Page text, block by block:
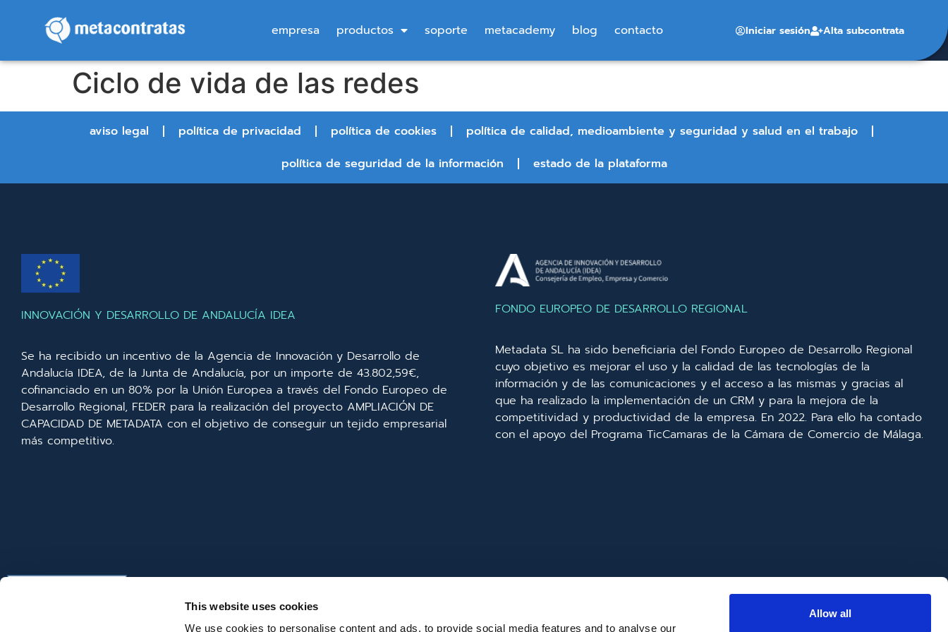
This website uses cookies
We use cookies to personalise content and ads, to provide social media features and to analyse our
Allow all
empresa productos soporte metacademy blog contacto Iniciar sesión Alta subcontrata
Ciclo de vida de las redes
aviso legal política de privacidad política de cookies
política de calidad, medioambiente y seguridad y salud en el trabajo
política de seguridad de la información
estado de la plataforma
INNOVACIÓN Y DESARROLLO DE ANDALUCÍA IDEA
Se ha recibido un incentivo de la Agencia de Innovación y Desarrollo de
Andalucía IDEA, de la Junta de Andalucía, por un importe de 43.802,59€,
cofinanciado en un 80% por la Unión Europea a través del Fondo Europeo de
Desarrollo Regional, FEDER para la realización del proyecto AMPLIACIÓN DE
CAPACIDAD DE METADATA con el objetivo de conseguir un tejido empresarial
más competitivo.
FONDO EUROPEO DE DESARROLLO REGIONAL
Metadata SL ha sido beneficiaria del Fondo Europeo de Desarrollo Regional
cuyo objetivo es mejorar el uso y la calidad de las tecnologías de la
información y de las comunicaciones y el acceso a las mismas y gracias al
que ha realizado la implementación de un CRM y para la mejora de la
competitividad y productividad de la empresa. En 2022. Para ello ha contado
con el apoyo del Programa TicCamaras de la Cámara de Comercio de Málaga.